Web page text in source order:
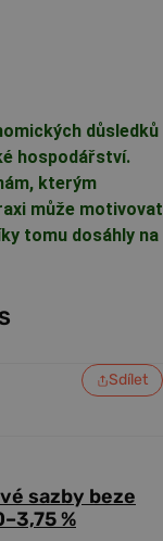
důsledků
hospodářství.
kterým
může motivovat
tomu dosáhly na
Sdílet
sazby beze
%